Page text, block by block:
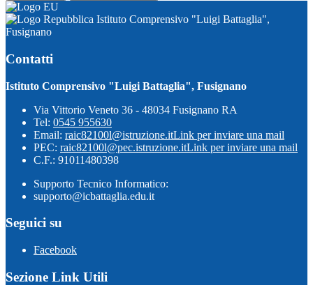
Istituto Comprensivo "Luigi Battaglia",
Fusignano
Contatti
Istituto Comprensivo "Luigi Battaglia", Fusignano
Via Vittorio Veneto 36 - 48034 Fusignano RA
Tel: 0545 955630
Email: raic82100l@istruzione.itLink per inviare una mail
PEC: raic82100l@pec.istruzione.itLink per inviare una mail
C.F.: 91011480398
Supporto Tecnico Informatico:
supporto@icbattaglia.edu.it
Seguici su
Facebook
Sezione Link Utili